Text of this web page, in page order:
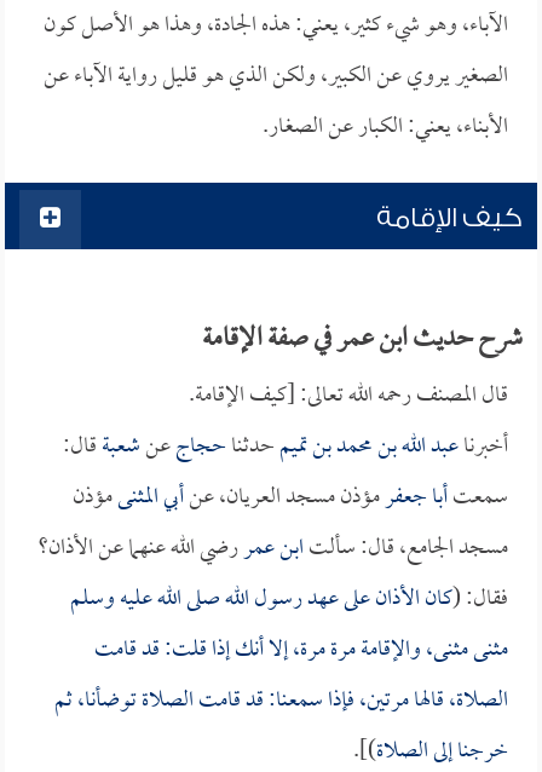
الآباء، وهو شيء كثير، يعني: هذه الجادة، وهذا هو الأصل كون
الصغير يروي عن الكبير، ولكن الذي هو قليل رواية الآباء عن
الأبناء، يعني: الكبار عن الصغار.
كيف الإقامة
شرح حديث ابن عمر في صفة الإقامة
قال المصنف رحمه الله تعالى: [كيف الإقامة.
أخبرناعبد الله بن محمد بن تميمحدثناحجاجعنشعبةقال:
سمعتأبا جعفرمؤذن مسجد العريان، عنأبي المثنىمؤذن
مسجد الجامع، قال: سألتابن عمررضي الله عنهما عن الأذان؟
فقال: (كان الأذان على عهد رسول الله صلى الله عليه وسلم
مثنى مثنى، والإقامة مرة مرة، إلا أنك إذا قلت: قد قامت
الصلاة، قالها مرتين، فإذا سمعنا: قد قامت الصلاة توضأنا، ثم
خرجنا إلى الصلاة)].